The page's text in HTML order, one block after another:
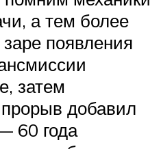
а тем более
появления
затем
прорыв добавил
60 года